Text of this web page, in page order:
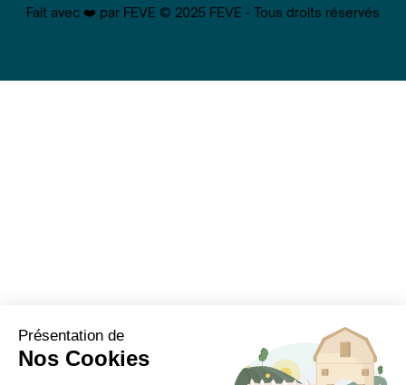
Fait avec ❤️ par FEVE © 2025 FEVE - Tous droits réservés